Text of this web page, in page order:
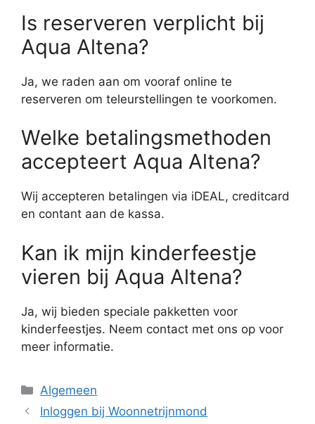
Is reserveren verplicht bij
Aqua Altena?
Ja, we raden aan om vooraf online te
reserveren om teleurstellingen te voorkomen.
Welke betalingsmethoden
accepteert Aqua Altena?
Wij accepteren betalingen via iDEAL, creditcard
en contant aan de kassa.
Kan ik mijn kinderfeestje
vieren bij Aqua Altena?
Ja, wij bieden speciale pakketten voor
kinderfeestjes. Neem contact met ons op voor
meer informatie.
Categorieën
Algemeen
Inloggen bij Woonnetrijnmond